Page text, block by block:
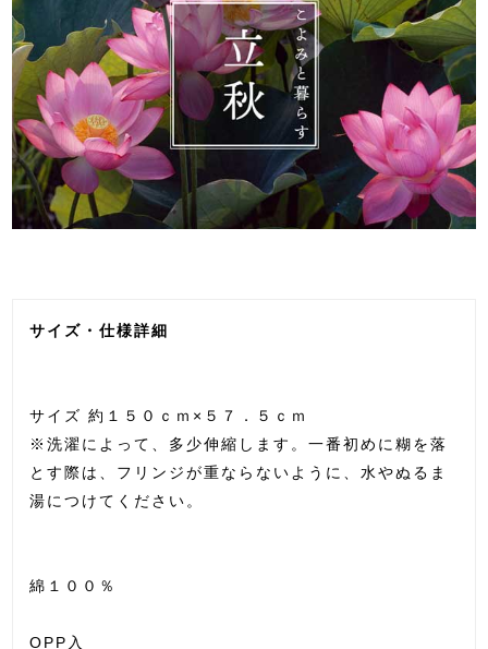
サイズ・仕様詳細
サイズ 約１５０ｃｍ×５７．５ｃｍ
※洗濯によって、多少伸縮します。一番初めに糊を落
とす際は、フリンジが重ならないように、水やぬるま
湯につけてください。
綿１００％
OPP入